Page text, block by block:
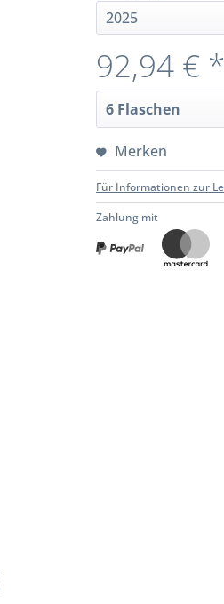
92,94 € *
Merken
Für Informationen zur
Zahlung mit